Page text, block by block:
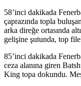
58’inci dakikada
çaprazında topla
arka direğe ortasında
gelişine şutunda, top
85’inci dakikada
ceza alanına giren
King topa dokundu.